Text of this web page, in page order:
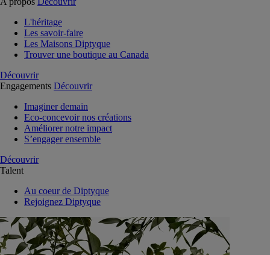
L'héritage
Les savoir-faire
Les Maisons Diptyque
Trouver une boutique au Canada
Découvrir
Engagements Découvrir
Imaginer demain
Eco-concevoir nos créations
Améliorer notre impact
S’engager ensemble
Découvrir
Talent
Au coeur de Diptyque
Rejoignez Diptyque